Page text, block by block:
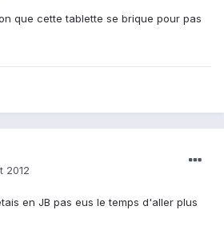
que cette tablette se brique pour pas
2012
en JB pas eus le temps d'aller plus